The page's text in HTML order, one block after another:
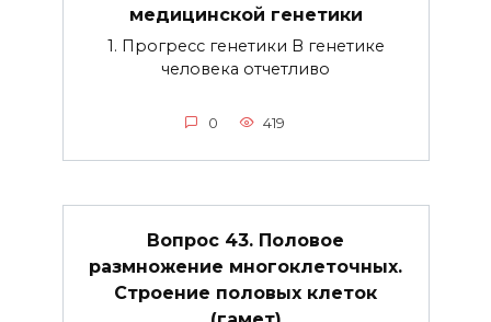
медицинской генетики
1. Прогресс генетики В генетике
человека отчетливо
0 419
Вопрос 43. Половое
размножение многоклеточных.
Строение половых клеток